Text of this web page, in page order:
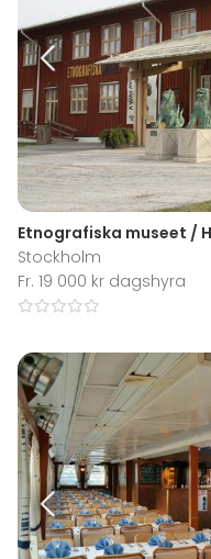
Etnografiska museet /
Stockholm
Fr. 19 000 kr dagshyra